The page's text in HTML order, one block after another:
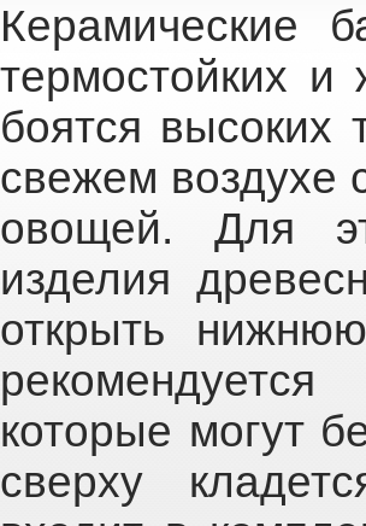
Керамические
термостойких и
боятся высоких
свежем воздухе
овощей. Для
изделия
открыть
которые могут
сверху